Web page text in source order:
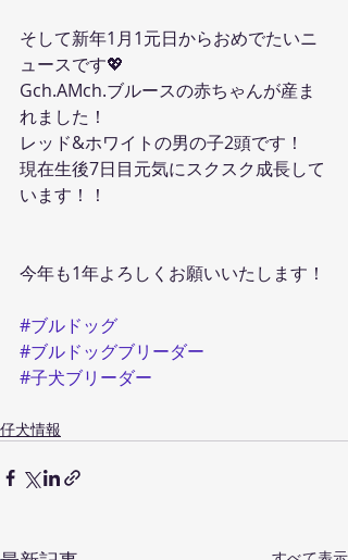
そして新年1月1元日からおめでたいニ
ュースです💖
Gch.AMch.ブルースの赤ちゃんが産ま
れました！
レッド&ホワイトの男の子2頭です！
現在生後7日目元気にスクスク成長して
います！！
今年も1年よろしくお願いいたします！
#ブルドッグ
#ブルドッグブリーダー
#子犬ブリーダー
仔犬情報